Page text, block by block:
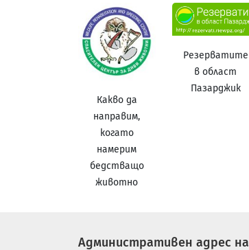
Какво да
направим,
когато
намерим
бедстващо
животно
Резерватите
в област
Пазарджик
Административен адрес на